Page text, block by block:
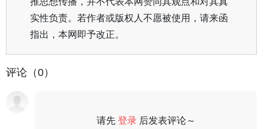
实性负责。若作者或版权人不愿被使用，请来函
指出，本网即予改正。
评论（0）
请先登录 后发表评论～